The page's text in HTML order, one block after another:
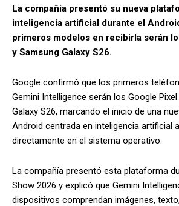
La compañía presentó su nueva
inteligencia artificial durante el
primeros modelos en recibirla serán
y Samsung Galaxy S26.
Google confirmó que los primeros
Gemini Intelligence serán los Google
Galaxy S26, marcando el inicio de una
Android centrada en inteligencia artificial
directamente en el sistema operativo.
La compañía presentó esta plataforma
Show 2026 y explicó que Gemini
dispositivos comprendan imágenes,